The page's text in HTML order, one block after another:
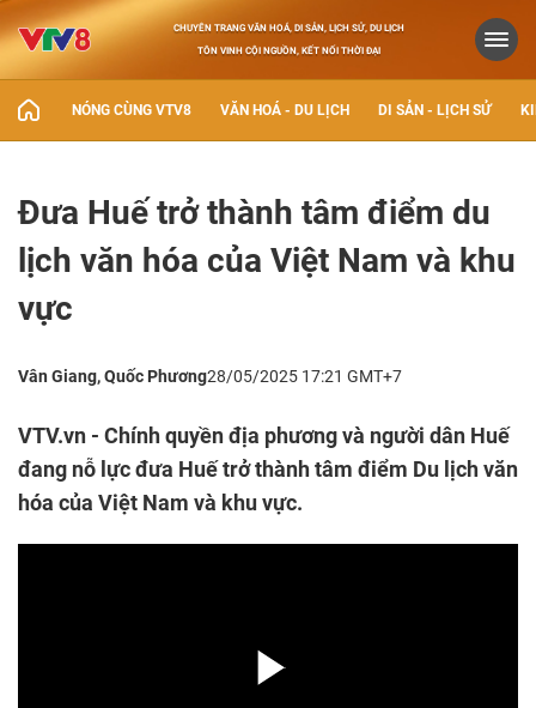
CHUYÊN TRANG VĂN HOÁ, DI SẢN, LỊCH SỬ, DU LỊCH
TÔN VINH CỘI NGUỒN, KẾT NỐI THỜI ĐẠI
NÓNG CÙNG VTV8 VĂN HOÁ - DU LỊCH DI SẢN - LỊCH SỬ
Đưa Huế trở thành tâm điểm du
lịch văn hóa của Việt Nam và khu
vực
Vân Giang, Quốc Phương28/05/2025 17:21 GMT+7
VTV.vn - Chính quyền địa phương và người dân Huế
đang nỗ lực đưa Huế trở thành tâm điểm Du lịch văn
hóa của Việt Nam và khu vực.